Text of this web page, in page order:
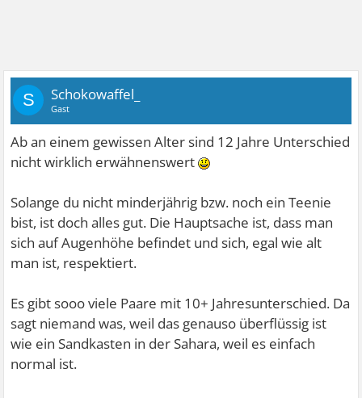
S Schokowaffel_
Gast
Ab an einem gewissen Alter sind 12 Jahre Unterschied
nicht wirklich erwähnenswert
Solange du nicht minderjährig bzw. noch ein Teenie
bist, ist doch alles gut. Die Hauptsache ist, dass man
sich auf Augenhöhe befindet und sich, egal wie alt
man ist, respektiert.
Es gibt sooo viele Paare mit 10+ Jahresunterschied. Da
sagt niemand was, weil das genauso überflüssig ist
wie ein Sandkasten in der Sahara, weil es einfach
normal ist.